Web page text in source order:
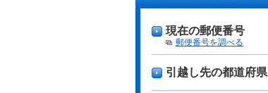
現在の郵便番号
郵便番号を調べる
引越し先の都道府県